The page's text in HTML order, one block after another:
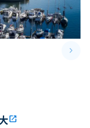
keyboard_arrow_right
open_in_new